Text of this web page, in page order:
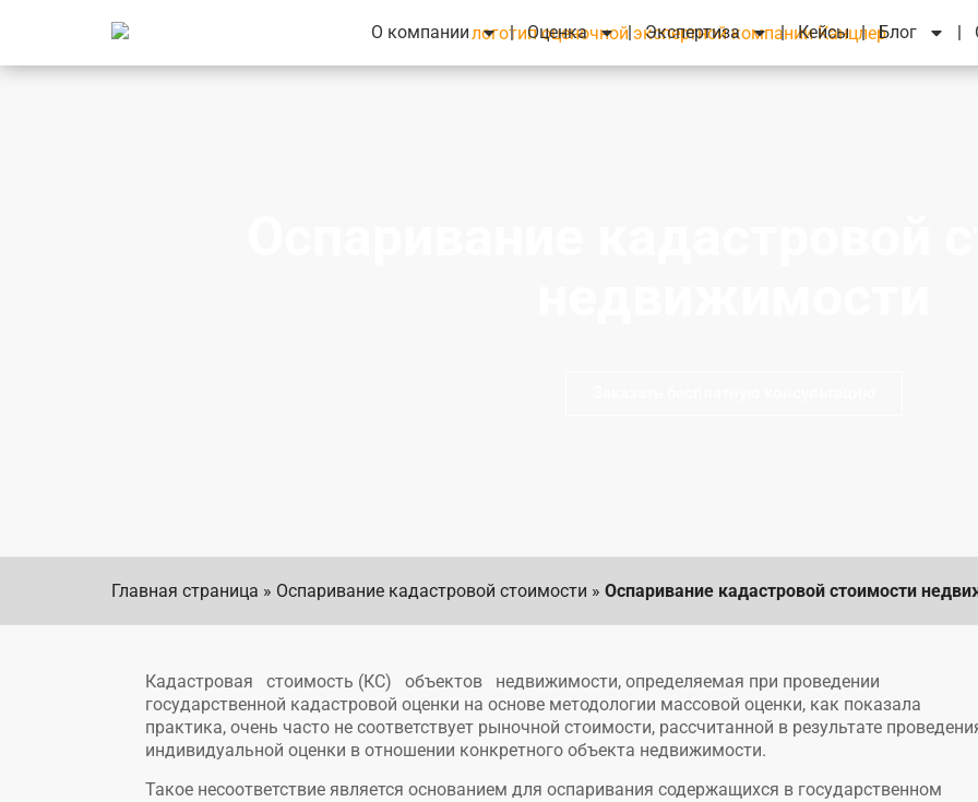
О компании Оценка Экспертиза Кейсы Блог
Главная страница » Оспаривание кадастровой стоимости » Оспаривание кадастровой стоимости
Кадастровая стоимость (КС) объектов недвижимости, определяемая при проведении
государственной кадастровой оценки на основе методологии массовой оценки, как показала
практика, очень часто не соответствует рыночной стоимости, рассчитанной в результате
индивидуальной оценки в отношении конкретного объекта недвижимости.
Такое несоответствие является основанием для оспаривания содержащихся в государственном